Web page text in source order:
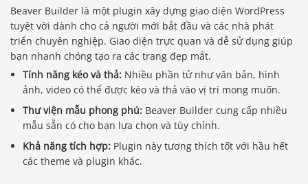
Beaver Builder là một plugin xây dựng giao diện WordPress
tuyệt vời dành cho cả người mới bắt đầu và các nhà phát
triển chuyên nghiệp. Giao diện trực quan và dễ sử dụng giúp
bạn nhanh chóng tạo ra các trang đẹp mắt.
Tính năng kéo và thả: Nhiều phần tử như văn bản, hình
ảnh, video có thể được kéo và thả vào vị trí mong muốn.
Thư viện mẫu phong phú: Beaver Builder cung cấp nhiều
mẫu sẵn có cho bạn lựa chọn và tùy chỉnh.
Khả năng tích hợp: Plugin này tương thích tốt với hầu hết
các theme và plugin khác.